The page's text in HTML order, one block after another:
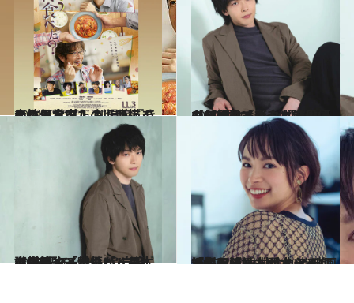
2021.11.17
大ヒット中！ 劇場版『きのう何食べた？』が描く 男性カップルのほほえましい日常
カルチャー 2022.5.20
中村倫也インタビュー【前篇】「どんな結果でも“心中”できる仲間と」ミミックオクトパス俳優の創作論
カルチャー
2022.5.20
中村倫也インタビュー【後篇】「犠牲なく美しいのが、一番いい」日本を牽引する俳優が“自意識”を語る
カルチャー 2022.3.11
「毎日結婚式ができるなんて！」 中村倫也と新郎新婦を演じた関水 渚 映画『ウェディング・ハイ』撮影秘話
カルチャー